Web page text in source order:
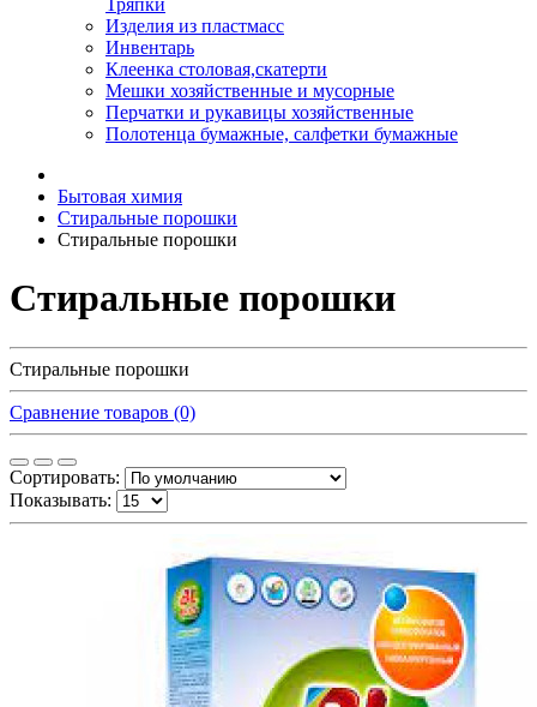
Тряпки
Изделия из пластмасс
Инвентарь
Клеенка столовая,скатерти
Мешки хозяйственные и мусорные
Перчатки и рукавицы хозяйственные
Полотенца бумажные, салфетки бумажные
Бытовая химия
Стиральные порошки
Стиральные порошки
Стиральные порошки
Стиральные порошки
Сравнение товаров (0)
Сортировать:
Показывать: